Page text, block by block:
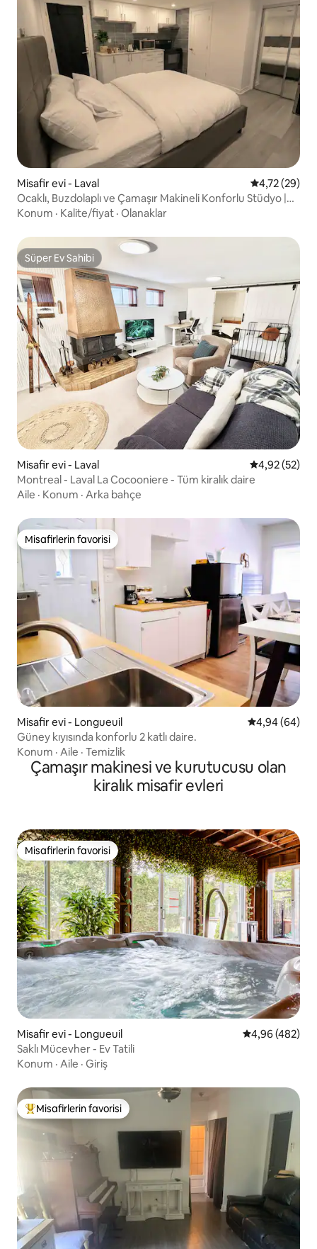
Misafir evi - Laval 5 üzerinden
4,72 (29)
Ocaklı, Buzdolaplı ve Çamaşır Makineli Konforlu Stüdyo |
YUL Yakınında
Konum · Kalite/fiyat · Olanaklar
Süper Ev Sahibi
Süper Ev Sahibi
Misafir evi - Laval 5 üzerinden
4,92 (52)
Montreal - Laval La Cocooniere - Tüm kiralık daire
Aile · Konum · Arka bahçe
Misafirlerin favorisi
Misafirlerin favorisi
Misafir evi - Longueuil 5 üzerinden
4,94 (64)
Güney kıyısında konforlu 2 katlı daire.
Konum · Aile · Temizlik
Çamaşır makinesi ve kurutucusu olan
kiralık misafir evleri
Misafirlerin favorisi
Misafirlerin favorisi
Misafir evi - Longueuil 5 üzerinden
4,96 (482)
Saklı Mücevher - Ev Tatili
Konum · Aile · Giriş
Misafirlerin favorilerinden en beğenilenler arasında
Misafirlerin favorisi